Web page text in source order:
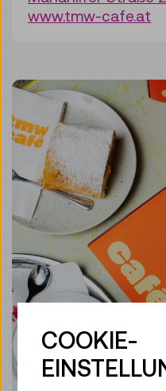
www.tmw-cafe.at
COOKIE-